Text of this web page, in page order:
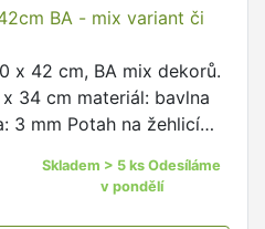
BA - mix variant či
x 42 cm, BA mix dekorů.
34 cm materiál: bavlna
3 mm Potah na žehlicí
Skladem > 5 ks Odesíláme
v pondělí